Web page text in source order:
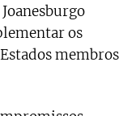
os
membros